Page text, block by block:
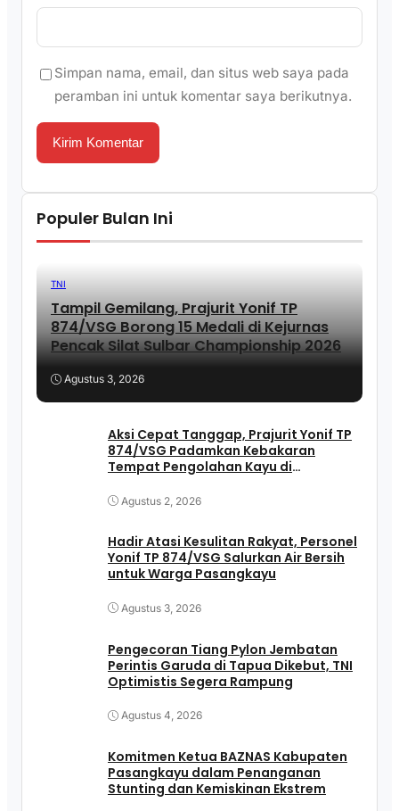
Simpan nama, email, dan situs web saya pada
peramban ini untuk komentar saya berikutnya.
Populer Bulan Ini
TNI
Tampil Gemilang, Prajurit Yonif TP
874/VSG Borong 15 Medali di Kejurnas
Pencak Silat Sulbar Championship 2026
Agustus 3, 2026
Aksi Cepat Tanggap, Prajurit Yonif TP
874/VSG Padamkan Kebakaran
Tempat Pengolahan Kayu di
Agustus 2, 2026
Hadir Atasi Kesulitan Rakyat, Personel
Yonif TP 874/VSG Salurkan Air Bersih
untuk Warga Pasangkayu
Agustus 3, 2026
Pengecoran Tiang Pylon Jembatan
Perintis Garuda di Tapua Dikebut, TNI
Optimistis Segera Rampung
Agustus 4, 2026
Komitmen Ketua BAZNAS Kabupaten
Pasangkayu dalam Penanganan
Stunting dan Kemiskinan Ekstrem